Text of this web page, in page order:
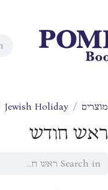
מוצרים Jewish Holiday
ראש חודש